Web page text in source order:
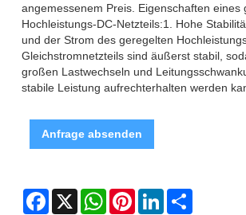
angemessenem Preis. Eigenschaften eines
Hochleistungs-DC-Netzteils:1. Hohe
und der Strom des geregelten
Gleichstromnetzteils sind äußerst stabil,
großen Lastwechseln und
stabile Leistung aufrechterhalten werden
Anfrage absenden
Facebook
X WhatsAppPinterestLinkedIn